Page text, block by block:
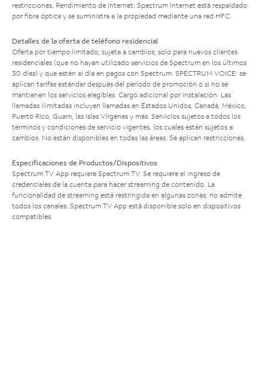
restricciones. Rendimiento de Internet: Spectrum Internet está respaldado
por fibra óptica y se suministra a la propiedad mediante una red HFC.
Detalles de la oferta de teléfono residencial
Oferta por tiempo limitado; sujeta a cambios; solo para nuevos clientes
residenciales (que no hayan utilizado servicios de Spectrum en los últimos
30 días) y que estén al día en pagos con Spectrum. SPECTRUM VOICE: se
aplican tarifas estándar después del período de promoción o si no se
mantienen los servicios elegibles. Cargo adicional por instalación. Las
llamadas ilimitadas incluyen llamadas en Estados Unidos, Canadá, México,
Puerto Rico, Guam, las Islas Vírgenes y más. Servicios sujetos a todos los
términos y condiciones de servicio vigentes, los cuales están sujetos a
cambios. No están disponibles en todas las áreas. Se aplican restricciones.
Especificaciones de Productos/Dispositivos
Spectrum TV App requiere Spectrum TV. Se requiere el ingreso de
credenciales de la cuenta para hacer streaming de contenido. La
funcionalidad de streaming está restringida en algunas zonas; no admite
todos los canales. Spectrum TV App está disponible solo en dispositivos
compatibles.